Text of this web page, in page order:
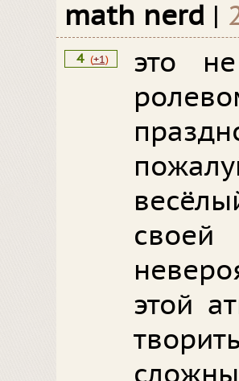
math nerd |
4 (+1)
это
этой